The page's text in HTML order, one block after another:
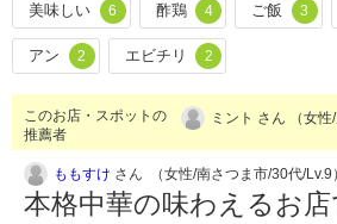
美味しい 6 酢鶏 4 ご飯 3
アン 2 エビチリ 2
このお店・スポットの
推薦者
ミント さん （女性
ももすけ さん （女性/南さつま市/30代/Lv.9）
本格中華の味わえるお